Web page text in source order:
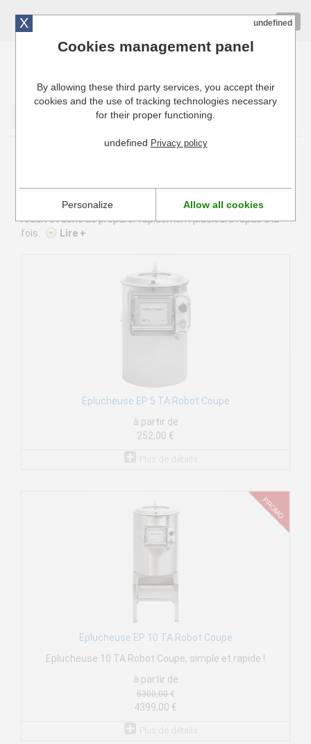
Cuisinresto: Ustensiles de cuisine pour professionnels
Les éplucheuses électriques professionnelles permettent
d'éplucher une grande quantité de légumes en un temps
réduit et donc de préparer rapidement plusieurs repas à la
fois.
Lire +
Eplucheuse EP 5 TA Robot Coupe
à partir de
252,00 €
Eplucheuse EP 10 TA Robot Coupe
Eplucheuse 10 TA Robot Coupe, simple et rapide !
à partir de
5300,00 €
4399,00 €
X undefined
Cookies management panel
By allowing these third party services, you accept their
cookies and the use of tracking technologies necessary
for their proper functioning.
undefined Privacy policy
Personalize Allow all cookies